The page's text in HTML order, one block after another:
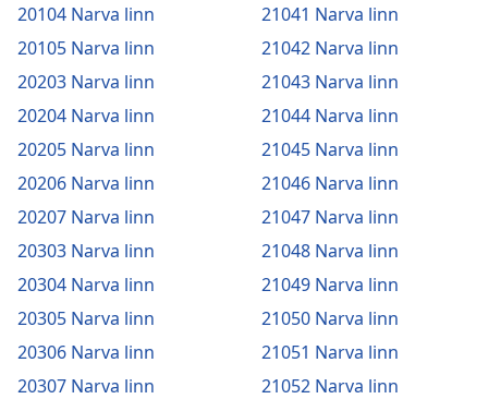
20104 Narva linn
20105 Narva linn
20203 Narva linn
20204 Narva linn
20205 Narva linn
20206 Narva linn
20207 Narva linn
20303 Narva linn
20304 Narva linn
20305 Narva linn
20306 Narva linn
20307 Narva linn
21041 Narva linn
21042 Narva linn
21043 Narva linn
21044 Narva linn
21045 Narva linn
21046 Narva linn
21047 Narva linn
21048 Narva linn
21049 Narva linn
21050 Narva linn
21051 Narva linn
21052 Narva linn